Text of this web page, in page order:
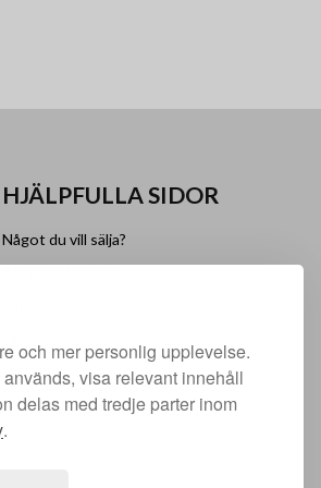
och mer personlig upplevelse.
visa relevant innehåll
delas med tredje parter inom
.
HJÄLPFULLA SIDOR
Något du vill sälja?
Instagram